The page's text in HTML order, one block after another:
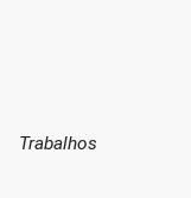
Trabalhos